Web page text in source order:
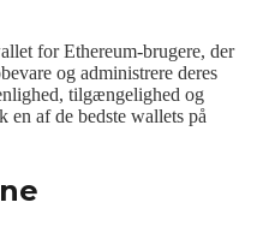
for Ethereum-brugere, der
og administrere deres
tilgængelighed og
en af de bedste wallets på